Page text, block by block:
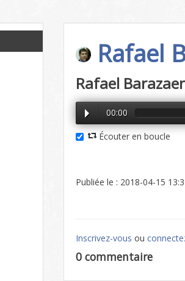
Rafael
Rafael
00:00
Écouter en boucle
Publiée le : 2018-04-15
Inscrivez-vous ou
0 commentaire